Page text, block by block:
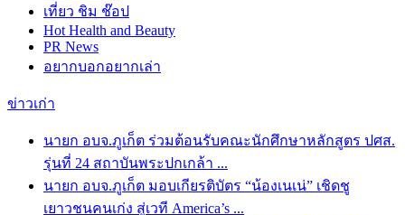
เที่ยว ชิม ช๊อป
Hot Health and Beauty
PR News
อยากบอกอยากเล่า
ข่าวเก่า
นายก อบจ.ภูเก็ต ร่วมต้อนรับคณะนักศึกษาหลักสูตร ปศส.
รุ่นที่ 24 สถาบันพระปกเกล้า ...
นายก อบจ.ภูเก็ต มอบเกียรติบัตร “น้องเนเน่” เชิดชู
เยาวชนคนเก่ง สู่เวที America’s ...